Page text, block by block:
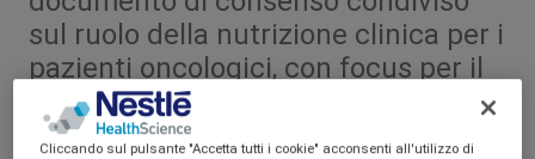
sul ruolo della nutrizione clinica per i
pazienti oncologici, con focus per il
tumore gastro-esofageo, il colon
retto ed epato-bilio-pancreatico.
Cliccando sul pulsante "Accetta tutti i cookie" acconsenti all'utilizzo di